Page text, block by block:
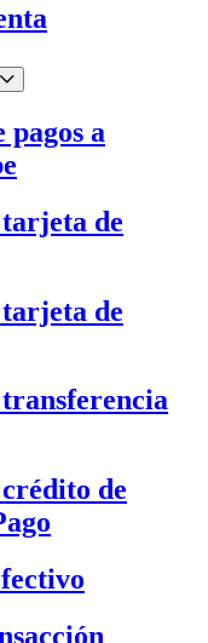
pagos a
de
de
de